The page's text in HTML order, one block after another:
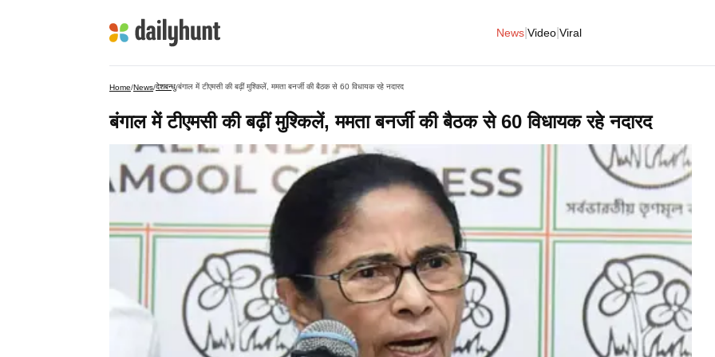
News Video Viral
Home/News/देशबन्धु/बंगाल में टीएमसी की बढ़ीं मुश्किलें, ममता बनर्जी की बैठक से 60 विधायक रहे नदारद
बंगाल में टीएमसी की बढ़ीं मुश्किलें, ममता बनर्जी की बैठक से 60 विधायक रहे नदारद